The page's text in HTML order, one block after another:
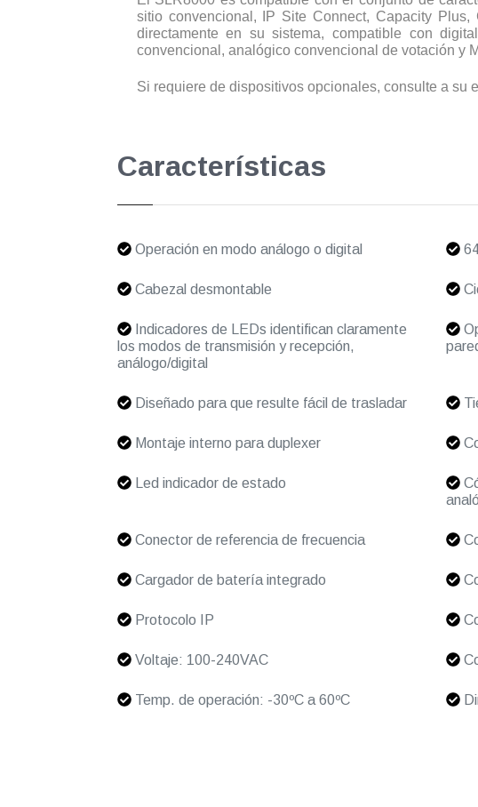
sitio convencional, IP Site Connect, Capacity
directamente en su sistema, compatible con
convencional, analógico convencional de votación y
Si requiere de dispositivos opcionales, consulte a su
Características
Operación en modo análogo o digital
Cabezal desmontable
Indicadores de LEDs identifican claramente
los modos de transmisión y recepción,
análogo/digital
Diseñado para que resulte fácil de trasladar
Montaje interno para duplexer
Led indicador de estado
Conector de referencia de frecuencia
Cargador de batería integrado
Protocolo IP
Voltaje: 100-240VAC
Temp. de operación: -30ºC a 60ºC